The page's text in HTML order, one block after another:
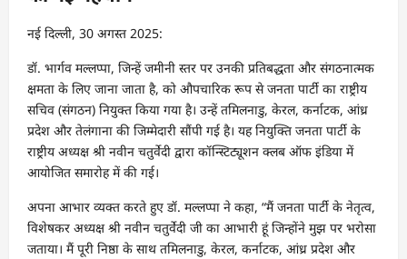
नई दिल्ली, 30 अगस्त 2025:
डॉ. भार्गव मल्लप्पा, जिन्हें जमीनी स्तर पर उनकी प्रतिबद्धता और संगठनात्मक
क्षमता के लिए जाना जाता है, को औपचारिक रूप से जनता पार्टी का राष्ट्रीय
सचिव (संगठन) नियुक्त किया गया है। उन्हें तमिलनाडु, केरल, कर्नाटक, आंध्र
प्रदेश और तेलंगाना की जिम्मेदारी सौंपी गई है। यह नियुक्ति जनता पार्टी के
राष्ट्रीय अध्यक्ष श्री नवीन चतुर्वेदी द्वारा कॉन्स्टिट्यूशन क्लब ऑफ इंडिया में
आयोजित समारोह में की गई।
अपना आभार व्यक्त करते हुए डॉ. मल्लप्पा ने कहा, “मैं जनता पार्टी के नेतृत्व,
विशेषकर अध्यक्ष श्री नवीन चतुर्वेदी जी का आभारी हूं जिन्होंने मुझ पर भरोसा
जताया। मैं पूरी निष्ठा के साथ तमिलनाडु, केरल, कर्नाटक, आंध्र प्रदेश और